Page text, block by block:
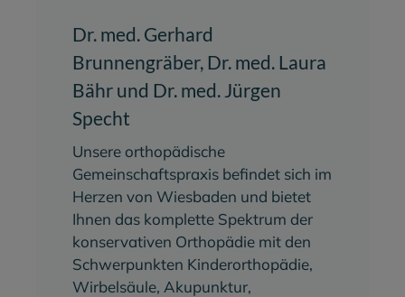
Dr. med. Gerhard
Brunnengräber, Dr. med. Laura
Bähr und Dr. med. Jürgen
Specht
Unsere orthopädische
Gemeinschaftspraxis befindet sich im
Herzen von Wiesbaden und bietet
Ihnen das komplette Spektrum der
konservativen Orthopädie mit den
Schwerpunkten Kinderorthopädie,
Wirbelsäule, Akupunktur,